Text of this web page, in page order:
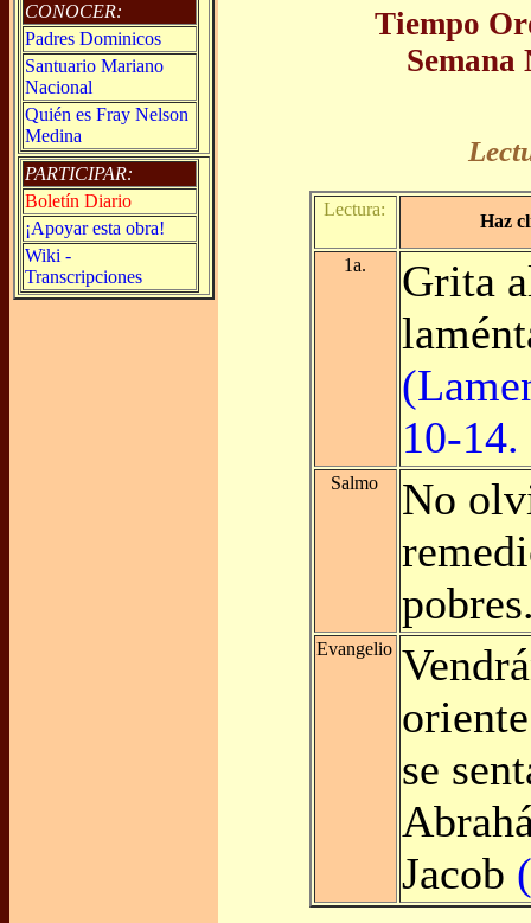
CONOCER:
Padres Dominicos
Santuario Mariano
Nacional
Quién es Fray Nelson
Medina
PARTICIPAR:
Boletín Diario
¡Apoyar esta obra!
Wiki -
Transcripciones
Tiempo
Semana
Lectura:
Haz
1a.
Grita
10-
Salmo
No
Evangelio
se
Jacob